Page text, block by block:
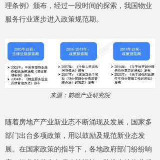
理条例》颁布，经过一段时间的探索，我国物业
服务行业逐步进入政策规范期。
来源：前瞻产业研究院
随着房地产产业新业态不断涌现及发展，国家多
部门出台多项政策，用以鼓励及规范新业态发
展。在国家政策的指导下，各地政府部门纷纷响